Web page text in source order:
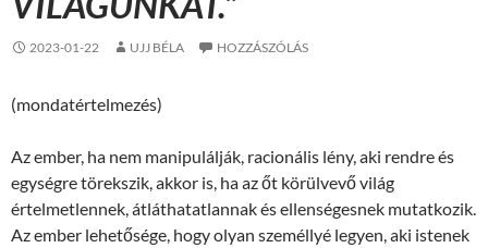
2023-01-22 UJJ BÉLA HOZZÁSZÓLÁS
(mondatértelmezés)
Az ember, ha nem manipulálják, racionális lény, aki rendre és
egységre törekszik, akkor is, ha az őt körülvevő világ
értelmetlennek, átláthatatlannak és ellenségesnek mutatkozik.
Az ember lehetősége, hogy olyan személlyé legyen, aki istenek